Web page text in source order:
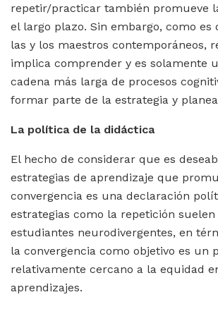
repetir/practicar también promueve
el largo plazo. Sin embargo, como es
las y los maestros contemporáneos,
implica comprender y es solamente
cadena más larga de procesos
formar parte de la estrategia y
La política de la didáctica
El hecho de considerar que es
estrategias de aprendizaje que
convergencia es una declaración
estrategias como la repetición
estudiantes neurodivergentes, en
la convergencia como objetivo es un
relativamente cercano a la equidad
aprendizajes.